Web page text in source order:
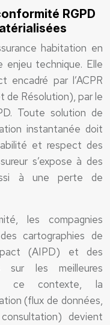
RGPD
habitation en
enjeu technique. Elle
encadré par l’ACPR
de Résolution), par le
Toute solution de
instantanée doit
et respect des
s’expose à des
à une perte de
les compagnies
cartographies de
(AIPD) et des
sur les meilleures
ce contexte, la
(flux de données,
devient